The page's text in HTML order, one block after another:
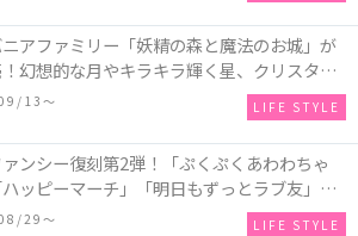
アファミリー「妖精の森と魔法のお城」が
幻想的な月やキラキラ輝く星、クリスタル
飾がお城を彩る♡
13〜 LIFE STYLE
ンシー復刻第2弾！「ぷくぷくあわわちゃ
ッピーマーチ」「明日もずっとラブ友」な
ンペンケース」や「遊べるメモ帳」が発売
29〜 LIFE STYLE